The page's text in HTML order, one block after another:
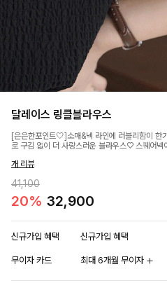
달레이스 링클블라우스
[은은한포인트🤍]소매&넥 라인에 러블리함이 한
로 구김 없이 더 사랑스러운 블라우스♡ 스퀘어넥
개 리뷰
41,100
20% 32,900
신규가입 혜택 신규가입 혜택
무이자 카드 최대 6개월 무이자